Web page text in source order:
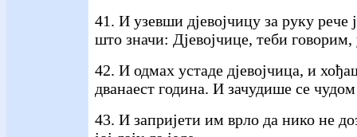
41. И узевши дјевојчицу за руку рече
што значи: Дјевојчице, теби
42. И одмах устаде дјевојчица, и
дванаест година. И зачудише се
43. И запријети им врло да нико не